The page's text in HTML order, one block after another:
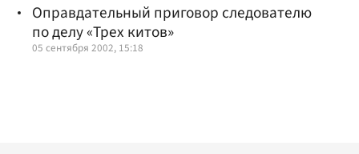
Оправдательный приговор следователю
по делу «Трех китов»
05 сентября 2002, 15:18